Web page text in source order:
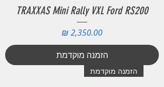
TRAXXAS Mini Rally VXL Ford RS200
מחיר
הזמנה מוקדמת
הזמנה מוקדמת